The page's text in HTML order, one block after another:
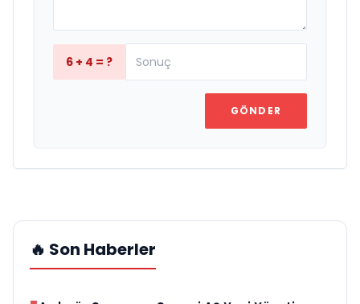
6 + 4 = ?
GÖNDER
🔥 Son Haberler